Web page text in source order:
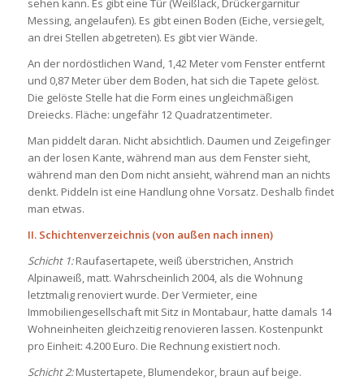
sehen kann. Es gibt eine Tür (Weißlack, Drückergarnitur
Messing, angelaufen). Es gibt einen Boden (Eiche, versiegelt,
an drei Stellen abgetreten). Es gibt vier Wände.
An der nordöstlichen Wand, 1,42 Meter vom Fenster entfernt
und 0,87 Meter über dem Boden, hat sich die Tapete gelöst.
Die gelöste Stelle hat die Form eines ungleichmäßigen
Dreiecks. Fläche: ungefähr 12 Quadratzentimeter.
Man piddelt daran. Nicht absichtlich. Daumen und Zeigefinger
an der losen Kante, während man aus dem Fenster sieht,
während man den Dom nicht ansieht, während man an nichts
denkt. Piddeln ist eine Handlung ohne Vorsatz. Deshalb findet
man etwas.
II. Schichtenverzeichnis (von außen nach innen)
Schicht 1:Raufasertapete, weiß überstrichen, Anstrich
Alpinaweiß, matt. Wahrscheinlich 2004, als die Wohnung
letztmalig renoviert wurde. Der Vermieter, eine
Immobiliengesellschaft mit Sitz in Montabaur, hatte damals 14
Wohneinheiten gleichzeitig renovieren lassen. Kostenpunkt
pro Einheit: 4.200 Euro. Die Rechnung existiert noch.
Schicht 2:Mustertapete, Blumendekor, braun auf beige.